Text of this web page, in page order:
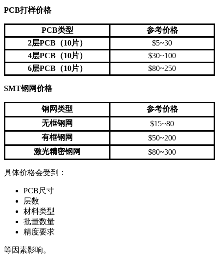
PCB打样价格
PCB类型
参考价格
2层PCB（10片）
$5~30
4层PCB（10片）
$30~100
6层PCB（10片）
$80~250
SMT钢网价格
钢网类型
参考价格
无框钢网
$15~80
有框钢网
$50~200
激光精密钢网
$80~300
具体价格会受到：
PCB尺寸
层数
材料类型
批量数量
精度要求
等因素影响。